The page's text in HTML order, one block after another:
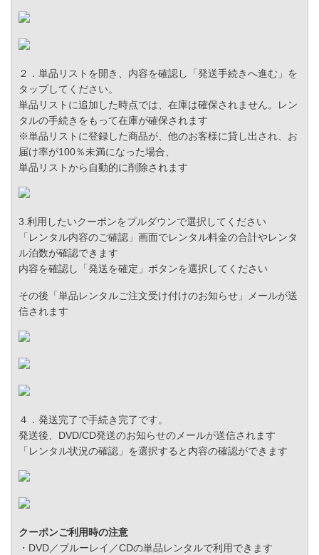
２．単品リストを開き、内容を確認し「発送手続きへ進む」を
タップしてください。
単品リストに追加した時点では、在庫は確保されません。レン
タルの手続きをもって在庫が確保されます
※単品リストに登録した商品が、他のお客様に貸し出され、お
届け率が100％未満になった場合、
単品リストから自動的に削除されます
3.利用したいクーポンをプルダウンで選択してください
「レンタル内容のご確認」画面でレンタル料金の合計やレンタ
ル泊数が確認できます
内容を確認し「発送を確定」ボタンを選択してください
その後「単品レンタルご注文受け付けのお知らせ」メールが送
信されます
４．発送完了で手続き完了です。
発送後、DVD/CD発送のお知らせのメールが送信されます
「レンタル状況の確認」を選択すると内容の確認ができます
クーポンご利用時の注意
・DVD／ブルーレイ／CDの単品レンタルで利用できます